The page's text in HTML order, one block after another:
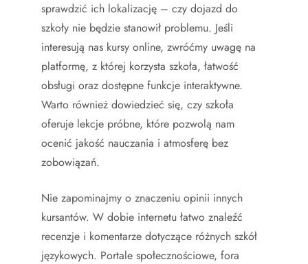
sprawdzić ich lokalizację – czy dojazd do
szkoły nie będzie stanowił problemu. Jeśli
interesują nas kursy online, zwróćmy uwagę na
platformę, z której korzysta szkoła, łatwość
obsługi oraz dostępne funkcje interaktywne.
Warto również dowiedzieć się, czy szkoła
oferuje lekcje próbne, które pozwolą nam
ocenić jakość nauczania i atmosferę bez
zobowiązań.
Nie zapominajmy o znaczeniu opinii innych
kursantów. W dobie internetu łatwo znaleźć
recenzje i komentarze dotyczące różnych szkół
językowych. Portale społecznościowe, fora